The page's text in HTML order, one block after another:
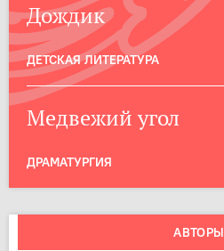
Дождик
ДЕТСКАЯ ЛИТЕРАТУРА
Медвежий угол
ДРАМАТУРГИЯ
АВТОРЫ